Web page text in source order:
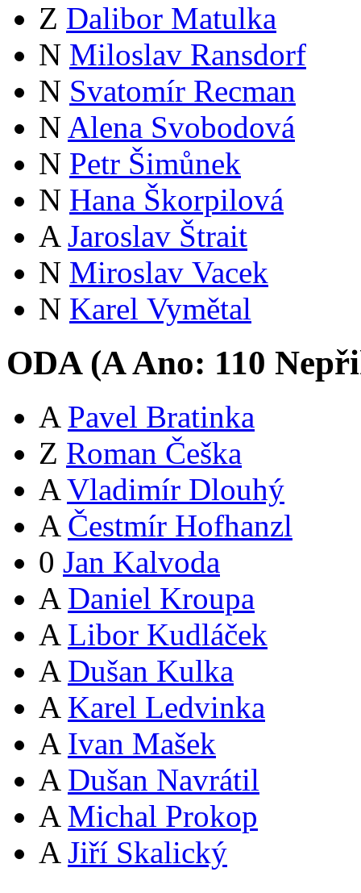
Z Dalibor Matulka
N Miloslav Ransdorf
N Svatomír Recman
N Alena Svobodová
N Petr Šimůnek
N Hana Škorpilová
A Jaroslav Štrait
N Miroslav Vacek
N Karel Vymětal
ODA (AAno: 110
A Pavel Bratinka
Z Roman Češka
A Vladimír Dlouhý
A Čestmír Hofhanzl
0 Jan Kalvoda
A Daniel Kroupa
A Libor Kudláček
A Dušan Kulka
A Karel Ledvinka
A Ivan Mašek
A Dušan Navrátil
A Michal Prokop
A Jiří Skalický